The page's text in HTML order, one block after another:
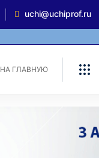
uchi@uchiprof.ru
НА ГЛАВНУЮ